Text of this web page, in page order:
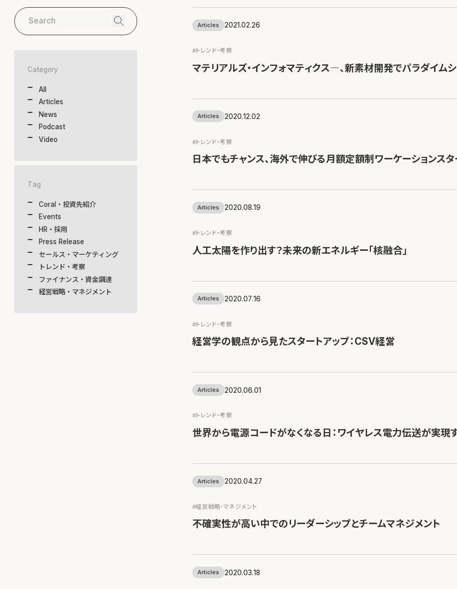
Category
All
Articles
News
Podcast
Video
Tag
Coral・投資先紹介
Events
HR・採用
Press Release
セールス・マーケティング
トレンド・考察
ファイナンス・資金調達
経営戦略・マネジメント
Articles 2021.02.26
#トレンド・考察
マテリアルズ・インフォマティクス―、新素材開発でパラダイム
Articles 2020.12.02
#トレンド・考察
日本でもチャンス、海外で伸びる月額定額制ワーケーションスタ
Articles 2020.08.19
#トレンド・考察
人工太陽を作り出す？未来の新エネルギー「核融合」
Articles 2020.07.16
#トレンド・考察
経営学の観点から見たスタートアップ：CSV経営
Articles 2020.06.01
#トレンド・考察
世界から電源コードがなくなる日：ワイヤレス電力伝送が実現
Articles 2020.04.27
#経営戦略・マネジメント
不確実性が高い中でのリーダーシップとチームマネジメント
Articles 2020.03.18